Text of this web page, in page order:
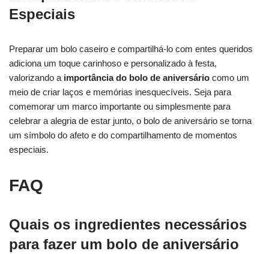
Especiais
Preparar um bolo caseiro e compartilhá-lo com entes queridos
adiciona um toque carinhoso e personalizado à festa,
valorizando a importância do bolo de aniversário como um
meio de criar laços e memórias inesquecíveis. Seja para
comemorar um marco importante ou simplesmente para
celebrar a alegria de estar junto, o bolo de aniversário se torna
um símbolo do afeto e do compartilhamento de momentos
especiais.
FAQ
Quais os ingredientes necessários
para fazer um bolo de aniversário